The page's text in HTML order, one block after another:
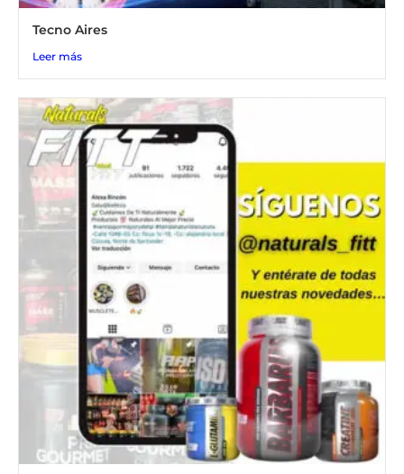
Tecno Aires
Leer más